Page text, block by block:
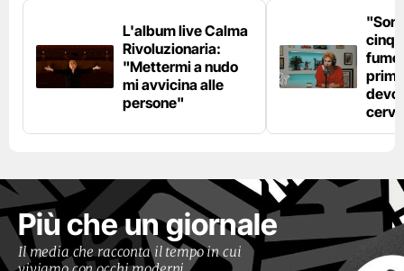
L'album live Calma
Rivoluzionaria:
"Mettermi a nudo
mi avvicina alle
persone"
fumo
devo
Più che un giornale
Il media che racconta il tempo in cui